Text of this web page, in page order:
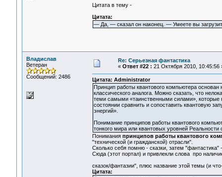
Цитата в тему -
Цитата:
— Да, — сказал он наконец. — Умеете вы
Владислав
Ветеран
Сообщений: 2486
Re: Серьезная фантастика
« Ответ #22 : 21 Октября 2010, 10:45:56
Цитата: Administrator
Принцип работы квантового компьютера
классического аналога. Можно сказать, что
теми самыми «таинственными силами», которые
состоянии сравнить и сопоставить квантовую
энергий».
Понимание принципов работы квантового
тонкого мира или квантовых уровней
Понимания принципов работы квантового
"технической (и гражданской) отрасли".
Сколько себя помню - сказки, затем "фантастика"
Сюда (этот портал) и привлекли слова про
сказок/фантазии", плюс название этой темы (и
Цитата: